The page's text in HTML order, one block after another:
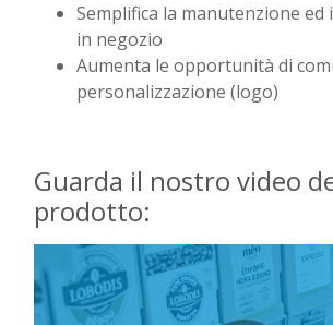
Semplifica la manutenzione
in negozio
Aumenta le opportunità di
personalizzazione (logo)
Guarda il nostro video
prodotto: